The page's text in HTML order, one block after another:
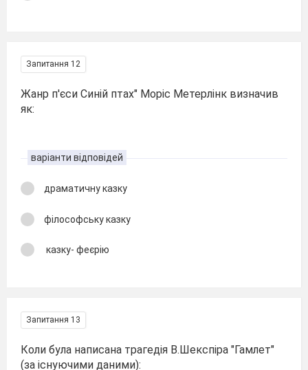
Запитання 12
Жанр п'єси Синій птах" Моріс Метерлінк визначив
як:
варіанти відповідей
драматичну казку
філософську казку
казку- феєрію
Запитання 13
Коли була написана трагедія В.Шекспіра "Гамлет"
(за існуючими даними):